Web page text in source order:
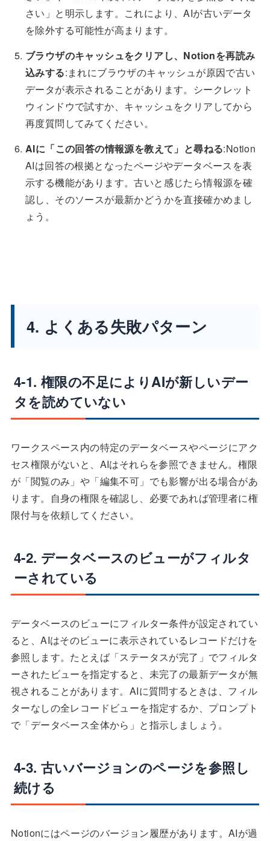
さい」と明示します。これにより、AIが古いデータ
を除外する可能性が高まります。
ブラウザのキャッシュをクリアし、Notionを再読み
込みする:まれにブラウザのキャッシュが原因で古い
データが表示されることがあります。シークレット
ウィンドウで試すか、キャッシュをクリアしてから
再度質問してみてください。
AIに「この回答の情報源を教えて」と尋ねる:Notion
AIは回答の根拠となったページやデータベースを表
示する機能があります。古いと感じたら情報源を確
認し、そのソースが最新かどうかを直接確かめまし
ょう。
4. よくある失敗パターン
4-1. 権限の不足によりAIが新しいデー
タを読めていない
ワークスペース内の特定のデータベースやページにアク
セス権限がないと、AIはそれらを参照できません。権限
が「閲覧のみ」や「編集不可」でも影響が出る場合があ
ります。自身の権限を確認し、必要であれば管理者に権
限付与を依頼してください。
4-2. データベースのビューがフィルタ
ーされている
データベースのビューにフィルター条件が設定されてい
ると、AIはそのビューに表示されているレコードだけを
参照します。たとえば「ステータスが完了」でフィルタ
ーされたビューを指定すると、未完了の最新データが無
視されることがあります。AIに質問するときは、フィル
ターなしの全レコードビューを指定するか、プロンプト
で「データベース全体から」と指示しましょう。
4-3. 古いバージョンのページを参照し
続ける
Notionにはページのバージョン履歴があります。AIが過